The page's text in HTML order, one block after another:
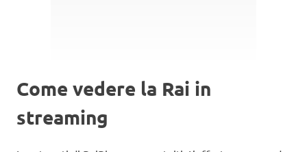
Come vedere la Rai in
streaming